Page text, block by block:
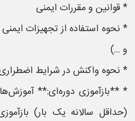
* قوانین و مقررات ایمنی
* نحوه استفاده از تجهیزات
و ...)
* نحوه واکنش در شرایط
* **بازآموزی دوره‌ای:**
(حداقل سالانه یک بار)